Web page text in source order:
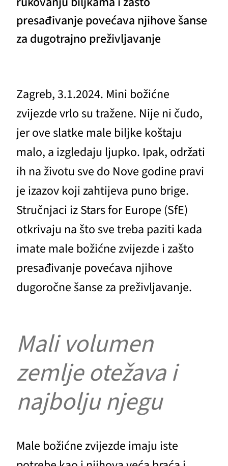
presađivanje povećava njihove šanse
za dugotrajno preživljavanje
Zagreb, 3.1.2024. Mini božićne
zvijezde vrlo su tražene. Nije ni čudo,
jer ove slatke male biljke koštaju
malo, a izgledaju ljupko. Ipak, održati
ih na životu sve do Nove godine pravi
je izazov koji zahtijeva puno brige.
Stručnjaci iz Stars for Europe (SfE)
otkrivaju na što sve treba paziti kada
imate male božićne zvijezde i zašto
presađivanje povećava njihove
dugoročne šanse za preživljavanje.
Mali volumen
zemlje otežava i
najbolju njegu
Male božićne zvijezde imaju iste